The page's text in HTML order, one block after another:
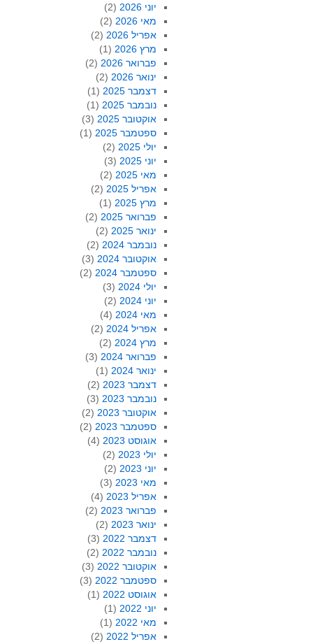
יוני 2026
(2)
מאי 2026
(2)
אפריל 2026
(2)
מרץ 2026
(1)
פברואר 2026
(2)
ינואר 2026
(2)
דצמבר 2025
(1)
נובמבר 2025
(1)
אוקטובר 2025
(3)
ספטמבר 2025
(1)
יולי 2025
(2)
יוני 2025
(3)
מאי 2025
(2)
אפריל 2025
(2)
מרץ 2025
(1)
פברואר 2025
(2)
ינואר 2025
(2)
נובמבר 2024
(2)
אוקטובר 2024
(3)
ספטמבר 2024
(2)
יולי 2024
(3)
יוני 2024
(2)
מאי 2024
(4)
אפריל 2024
(2)
מרץ 2024
(2)
פברואר 2024
(3)
ינואר 2024
(1)
דצמבר 2023
(2)
נובמבר 2023
(3)
אוקטובר 2023
(2)
ספטמבר 2023
(2)
אוגוסט 2023
(4)
יולי 2023
(2)
יוני 2023
(2)
מאי 2023
(3)
אפריל 2023
(4)
פברואר 2023
(2)
ינואר 2023
(2)
דצמבר 2022
(3)
נובמבר 2022
(2)
אוקטובר 2022
(3)
ספטמבר 2022
(3)
אוגוסט 2022
(1)
יוני 2022
(1)
מאי 2022
(1)
אפריל 2022
(2)